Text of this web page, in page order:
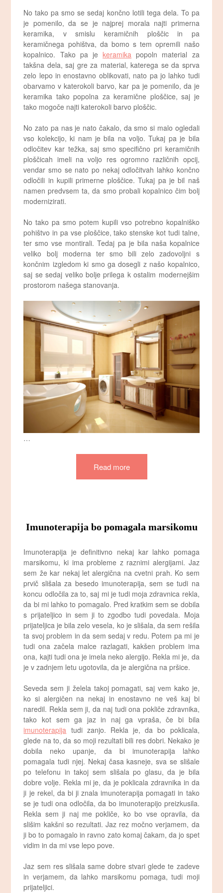
No tako pa smo se sedaj končno lotili tega dela. To pa
je pomenilo, da se je najprej morala najti primerna
keramika, v smislu keramičnih ploščic in pa
keramičnega pohištva, da bomo s tem opremili našo
kopalnico. Tako pa jekeramika popoln material za
takšna dela, saj gre za material, katerega se da sprva
zelo lepo in enostavno oblikovati, nato pa jo lahko tudi
obarvamo v katerokoli barvo, kar pa je pomenilo, da je
keramika tako popolna za keramične ploščice, saj je
tako mogoče najti katerokoli barvo ploščic.
No zato pa nas je nato čakalo, da smo si malo ogledali
vso kolekcijo, ki nam je bila na voljo. Tukaj pa je bila
odločitev kar težka, saj smo specifično pri keramičnih
ploščicah imeli na voljo res ogromno različnih opcij,
vendar smo se nato po nekaj odločitvah lahko končno
odločili in kupili primerne ploščice. Tukaj pa je bil naš
namen predvsem ta, da smo probali kopalnico čim bolj
modernizirati.
No tako pa smo potem kupili vso potrebno kopalniško
pohištvo in pa vse ploščice, tako stenske kot tudi talne,
ter smo vse montirali. Tedaj pa je bila naša kopalnice
veliko bolj moderna ter smo bili zelo zadovoljni s
končnim izgledom ki smo ga dosegli z našo kopalnico,
saj se sedaj veliko bolje prilega k ostalim modernejšim
prostorom našega stanovanja.
…
Read more
Imunoterapija bo pomagala marsikomu
Imunoterapija je definitivno nekaj kar lahko pomaga
marsikomu, ki ima probleme z raznimi alergijami. Jaz
sem že kar nekaj let alergična na cvetni prah. Ko sem
prvič slišala za besedo imunoterapija, sem se tudi na
koncu odločila za to, saj mi je tudi moja zdravnica rekla,
da bi mi lahko to pomagalo. Pred kratkim sem se dobila
s prijateljico in sem ji to zgodbo tudi povedala. Moja
prijateljica je bila zelo vesela, ko je slišala, da sem rešila
ta svoj problem in da sem sedaj v redu. Potem pa mi je
tudi ona začela malce razlagati, kakšen problem ima
ona, kajti tudi ona je imela neko alergijo. Rekla mi je, da
je v zadnjem letu ugotovila, da je alergična na pršice.
Seveda sem ji želela takoj pomagati, saj vem kako je,
ko si alergičen na nekaj in enostavno ne veš kaj bi
naredil. Rekla sem ji, da naj tudi ona pokliče zdravnika,
tako kot sem ga jaz in naj ga vpraša, če bi bila
imunoterapija tudi zanjo. Rekla je, da bo poklicala,
glede na to, da so moji rezultati bili res dobri. Nekako je
dobila neko upanje, da bi imunoterapija lahko
pomagala tudi njej. Nekaj časa kasneje, sva se slišale
po telefonu in takoj sem slišala po glasu, da je bila
dobre volje. Rekla mi je, da je poklicala zdravnika in da
ji je rekel, da bi ji znala imunoterapija pomagati in tako
se je tudi ona odločila, da bo imunoterapijo preizkusila.
Rekla sem ji naj me pokliče, ko bo vse opravila, da
slišim kakšni so rezultati. Jaz rez močno verjamem, da
ji bo to pomagalo in ravno zato komaj čakam, da jo spet
vidim in da mi vse lepo pove.
Jaz sem res slišala same dobre stvari glede te zadeve
in verjamem, da lahko marsikomu pomaga, tudi moji
prijateljici.